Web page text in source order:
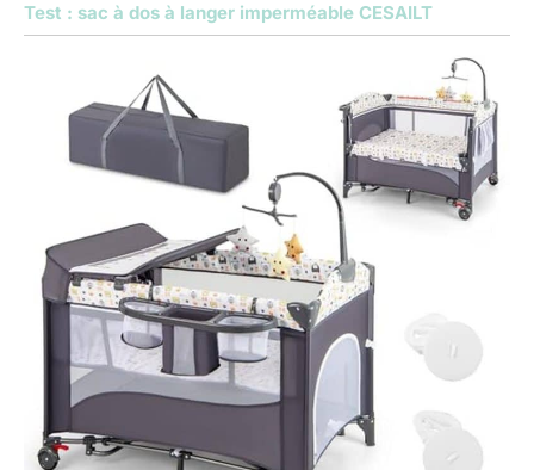
Test : sac à dos à langer imperméable CESAILT